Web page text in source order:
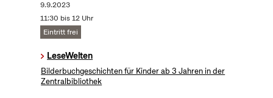
9.9.2023
11:30 bis 12 Uhr
Eintritt frei
LeseWelten
Bilderbuchgeschichten für Kinder ab 3 Jahren in der
Zentralbibliothek